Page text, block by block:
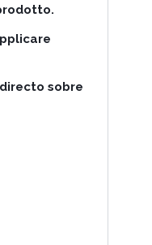
sobre